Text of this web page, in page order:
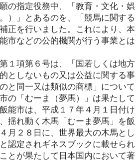
の指定役務中、「教育・文化・娯
）」とあるのを、「競馬に関する
正を行いました。これにより、本
市などの公的機関が行う事業とは
１項第６号は、「国若しくは地方
としないもの又は公益に関する事
と同一又は類似の商標」について
の「むーま（夢馬）」は果たして
能市は、平成１７年４月１日付け
揺れ動く木馬「むーま夢馬」を飯
月２８日に、世界最大の木馬とし
認定されギネスブックに載せられ
とが果たして日本国内において著